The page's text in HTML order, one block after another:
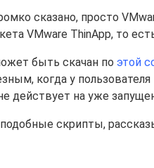
сказано, просто
VMware ThinApp, то
быть скачан по этой
когда у
действует на уже
скрипты,